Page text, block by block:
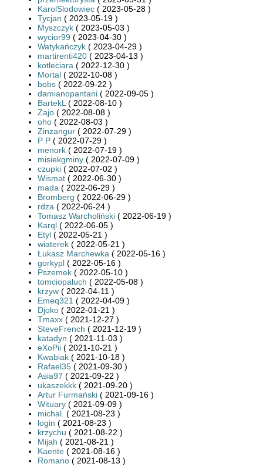
KarolSlodowiec ( 2023-05-28 )
Tycjan ( 2023-05-19 )
Myszczyk ( 2023-05-03 )
wycior99 ( 2023-04-30 )
Watykańczyk ( 2023-04-29 )
martirenti420 ( 2023-04-13 )
kotleciara ( 2022-12-30 )
Mortal ( 2022-10-08 )
bobs ( 2022-09-22 )
damianopantani ( 2022-09-05 )
BartekL ( 2022-08-10 )
Zajo ( 2022-08-08 )
oho ( 2022-08-03 )
Zinzangur ( 2022-07-29 )
P P ( 2022-07-29 )
menork ( 2022-07-19 )
misiekgminy ( 2022-07-09 )
czupki ( 2022-07-02 )
Wismat ( 2022-06-30 )
mada ( 2022-06-29 )
Bromberg ( 2022-06-29 )
rdza ( 2022-06-24 )
Tomasz Warcholiński ( 2022-06-19 )
Karql ( 2022-06-05 )
Etyl ( 2022-05-21 )
wiaterek ( 2022-05-21 )
Łukasz Marchewka ( 2022-05-16 )
gorkypl ( 2022-05-16 )
Pszemek ( 2022-05-10 )
tomciopaluch ( 2022-05-08 )
krzyw ( 2022-04-11 )
Emeq321 ( 2022-04-09 )
Djoko ( 2022-01-21 )
Tmaxx ( 2021-12-27 )
SteveFrench ( 2021-12-19 )
katadyn ( 2021-11-03 )
eXoPii ( 2021-10-21 )
Kwabiak ( 2021-10-18 )
Rafael35 ( 2021-09-30 )
Asia97 ( 2021-09-22 )
ukaszekkk ( 2021-09-20 )
Artur Furmański ( 2021-09-16 )
Wituary ( 2021-09-09 )
michal. ( 2021-08-23 )
login ( 2021-08-23 )
krzychu ( 2021-08-22 )
Mijah ( 2021-08-21 )
Kaente ( 2021-08-16 )
Romano ( 2021-08-13 )